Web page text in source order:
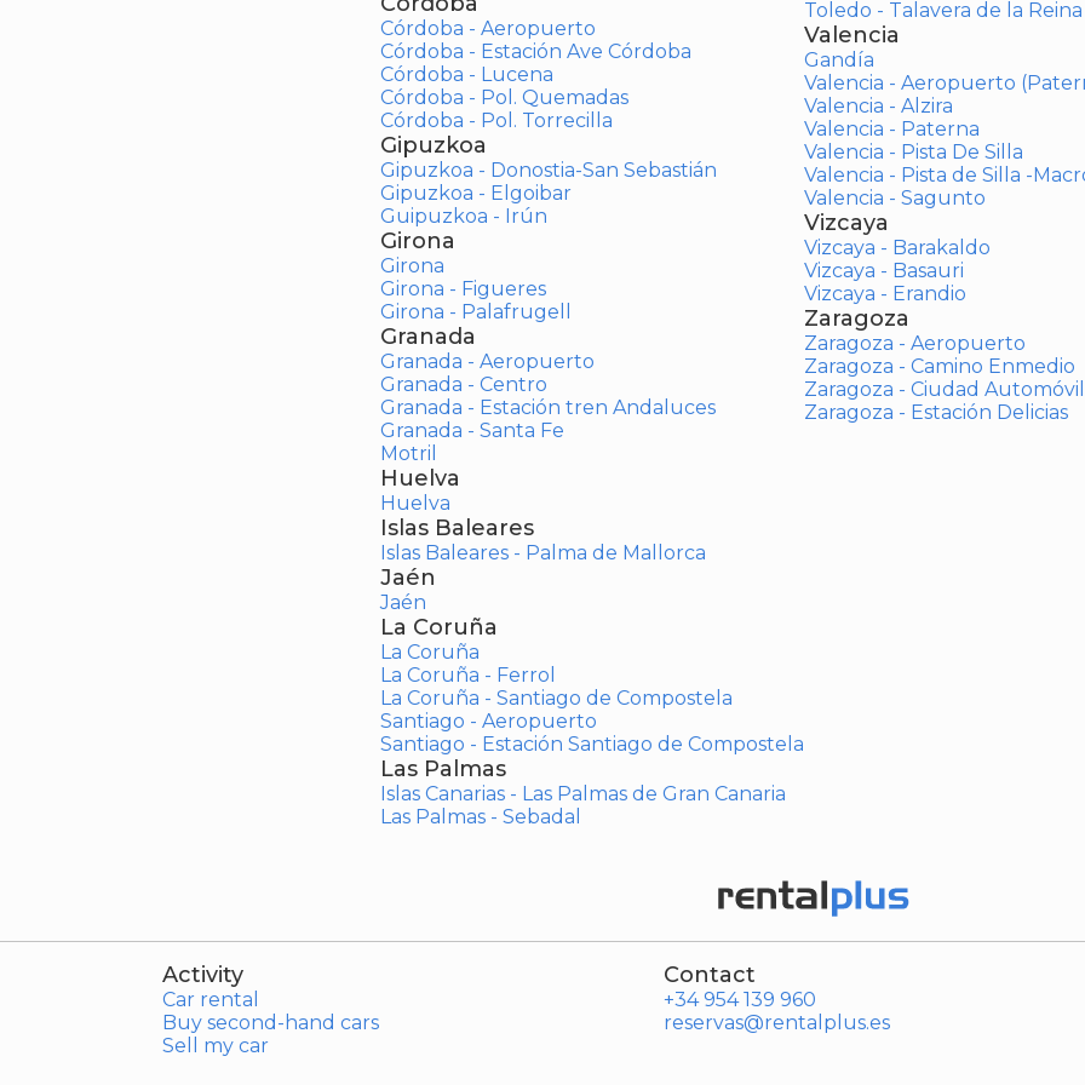
Córdoba - Aeropuerto
Córdoba - Estación Ave Córdoba
Córdoba - Lucena
Córdoba - Pol. Quemadas
Córdoba - Pol. Torrecilla
Gipuzkoa
Gipuzkoa - Donostia-San Sebastián
Gipuzkoa - Elgoibar
Guipuzkoa - Irún
Girona
Girona
Girona - Figueres
Girona - Palafrugell
Granada
Granada - Aeropuerto
Granada - Centro
Granada - Estación tren Andaluces
Granada - Santa Fe
Motril
Huelva
Huelva
Islas Baleares
Islas Baleares - Palma de Mallorca
Jaén
Jaén
La Coruña
La Coruña
La Coruña - Ferrol
La Coruña - Santiago de Compostela
Santiago - Aeropuerto
Santiago - Estación Santiago de Compostela
Las Palmas
Islas Canarias - Las Palmas de Gran Canaria
Las Palmas - Sebadal
Toledo - Talavera de la Reina
Valencia
Gandía
Valencia - Aeropuerto
Valencia - Alzira
Valencia - Paterna
Valencia - Pista De Silla
Valencia - Pista de Silla -
Valencia - Sagunto
Vizcaya
Vizcaya - Barakaldo
Vizcaya - Basauri
Vizcaya - Erandio
Zaragoza
Zaragoza - Aeropuerto
Zaragoza - Camino Enmedio
Zaragoza - Ciudad Automóvil
Zaragoza - Estación Delicias
Activity
Car rental
Buy second-hand cars
Sell my car
Contact
+34 954 139 960
reservas@rentalplus.es